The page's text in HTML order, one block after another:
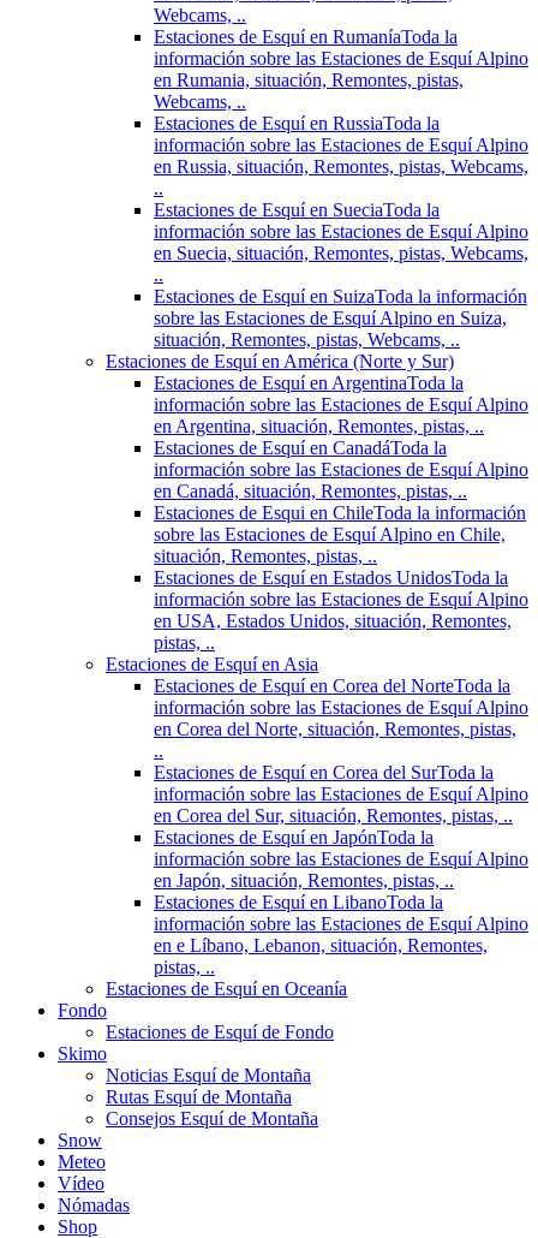
Webcams, ..
Estaciones de Esquí en RumaníaToda la
información sobre las Estaciones de Esquí Alpino
en Rumania, situación, Remontes, pistas,
Webcams, ..
Estaciones de Esquí en RussiaToda la
información sobre las Estaciones de Esquí Alpino
en Russia, situación, Remontes, pistas, Webcams,
..
Estaciones de Esquí en SueciaToda la
información sobre las Estaciones de Esquí Alpino
en Suecia, situación, Remontes, pistas, Webcams,
..
Estaciones de Esquí en SuizaToda la información
sobre las Estaciones de Esquí Alpino en Suiza,
situación, Remontes, pistas, Webcams, ..
Estaciones de Esquí en América (Norte y Sur)
Estaciones de Esquí en ArgentinaToda la
información sobre las Estaciones de Esquí Alpino
en Argentina, situación, Remontes, pistas, ..
Estaciones de Esquí en CanadáToda la
información sobre las Estaciones de Esquí Alpino
en Canadá, situación, Remontes, pistas, ..
Estaciones de Esqui en ChileToda la información
sobre las Estaciones de Esquí Alpino en Chile,
situación, Remontes, pistas, ..
Estaciones de Esquí en Estados UnidosToda la
información sobre las Estaciones de Esquí Alpino
en USA, Estados Unidos, situación, Remontes,
pistas, ..
Estaciones de Esquí en Asia
Estaciones de Esquí en Corea del NorteToda la
información sobre las Estaciones de Esquí Alpino
en Corea del Norte, situación, Remontes, pistas,
..
Estaciones de Esquí en Corea del SurToda la
información sobre las Estaciones de Esquí Alpino
en Corea del Sur, situación, Remontes, pistas, ..
Estaciones de Esquí en JapónToda la
información sobre las Estaciones de Esquí Alpino
en Japón, situación, Remontes, pistas, ..
Estaciones de Esquí en LibanoToda la
información sobre las Estaciones de Esquí Alpino
en e Líbano, Lebanon, situación, Remontes,
pistas, ..
Estaciones de Esquí en Oceanía
Fondo
Estaciones de Esquí de Fondo
Skimo
Noticias Esquí de Montaña
Rutas Esquí de Montaña
Consejos Esquí de Montaña
Snow
Meteo
Vídeo
Nómadas
Shop